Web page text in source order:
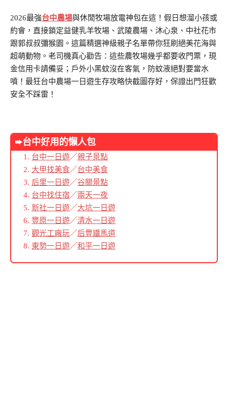
2026最強台中農場與休閒牧場放電神包在這！假日想溜小孩或
約會，直接鎖定益健乳羊牧場、武陵農場、沐心泉、中社花市
跟郭叔叔彌猴園。這篇精選神級親子名單帶你狂刷絕美花海與
超萌動物。老司機真心勸告：這些農牧場幾乎都要收門票，現
金信用卡請備妥；戶外小黑蚊沒在客氣，防蚊液絕對要當水
噴！最狂台中農場一日遊生存攻略快截圖存好，保證出門狂歡
安全不踩雷！
➨台中好用的懶人包
台中一日遊／親子景點
大甲找美食／台中美食
后里一日遊／谷關景點
台中找住宿／兩天一夜
新社一日遊／大坑一日遊
豐原一日遊／清水一日遊
觀光工廠玩／后豐鐵馬道
東勢一日遊／和平一日遊